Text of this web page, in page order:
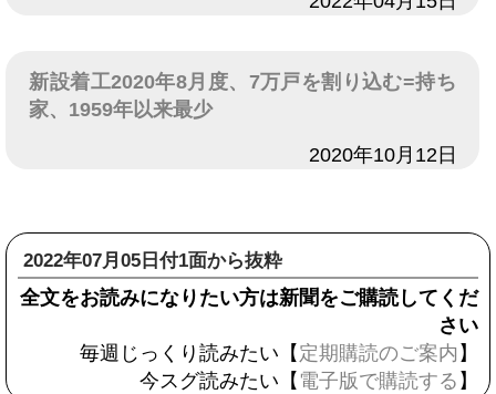
新設着工2020年8月度、7万戸を割り込む=持ち
家、1959年以来最少
2020年10月12日
2022年07月05日付1面から抜粋
全文をお読みになりたい方は新聞をご購読してくだ
さい
毎週じっくり読みたい【 定期購読のご案内 】
今スグ読みたい【 電子版で購読する 】